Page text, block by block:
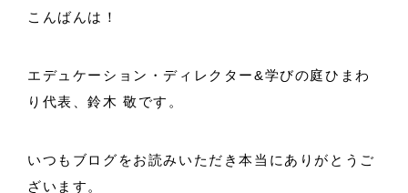
こんばんは！
エデュケーション・ディレクター&学びの庭ひまわ
り代表、鈴木 敬です。
いつもブログをお読みいただき本当にありがとうご
ざいます。